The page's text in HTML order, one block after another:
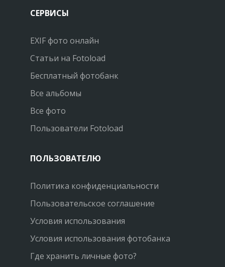
СЕРВИСЫ
EXIF фото онлайн
Статьи на Fotoload
Бесплатный фотобанк
Все альбомы
Все фото
Пользователи Fotoload
ПОЛЬЗОВАТЕЛЮ
Политика конфиденциальности
Пользовательское соглашение
Условия использования
Условия использования фотобанка
Где хранить личные фото?